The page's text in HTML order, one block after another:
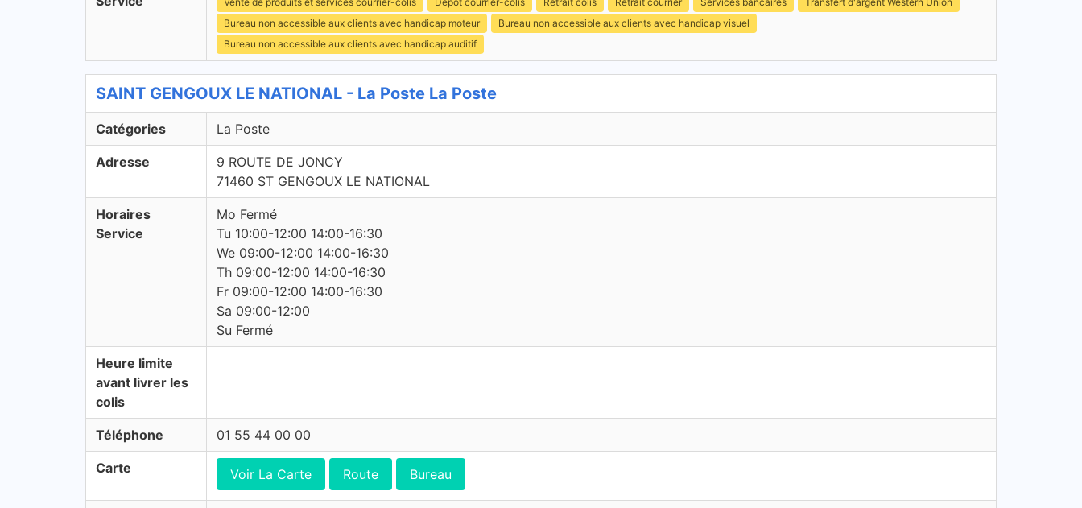
Bureau non accessible aux clients avec handicap moteur
Bureau non accessible aux clients avec handicap visuel
Bureau non accessible aux clients avec handicap auditif
SAINT GENGOUX LE NATIONAL - La Poste La Poste
Catégories La Poste
Adresse
9 ROUTE DE JONCY
71460 ST GENGOUX LE NATIONAL
Horaires
Service
Mo Fermé
Tu 10:00-12:00 14:00-16:30
We 09:00-12:00 14:00-16:30
Th 09:00-12:00 14:00-16:30
Fr 09:00-12:00 14:00-16:30
Sa 09:00-12:00
Su Fermé
Heure limite
avant livrer les
colis
Téléphone 01 55 44 00 00
Carte Voir La Carte Route Bureau